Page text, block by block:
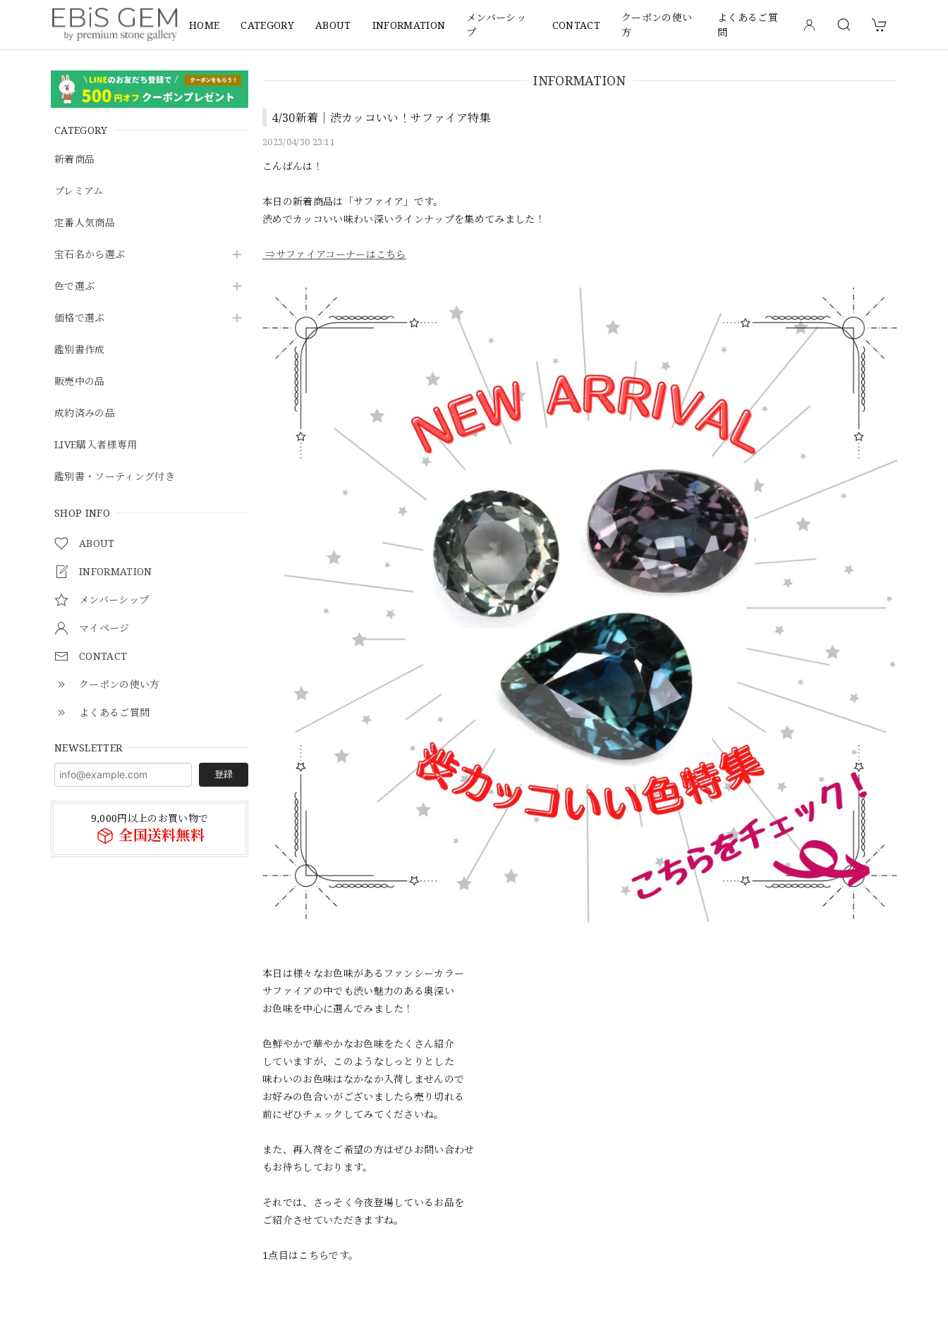
HOME CATEGORY ABOUT INFORMATION
メンバーシッ
プ
CONTACT
クーポンの使い
方
よくあるご質
問
CATEGORY
新着商品
プレミアム
定番人気商品
宝石名から選ぶ
色で選ぶ
価格で選ぶ
鑑別書作成
販売中の品
成約済みの品
LIVE購入者様専用
鑑別書・ソーティング付き
SHOP INFO
ABOUT
INFORMATION
メンバーシップ
マイページ
CONTACT
クーポンの使い方
よくあるご質問
NEWSLETTER
登録
9,000円以上のお買い物で
全国送料無料
INFORMATION
4/30新着｜渋カッコいい！サファイア特集
2023/04/30 23:11
こんばんは！
本日の新着商品は「サファイア」です。
渋めでカッコいい味わい深いラインナップを集めてみました！
⇒サファイアコーナーはこちら
本日は様々なお色味があるファンシーカラー
サファイアの中でも渋い魅力のある奥深い
お色味を中心に選んでみました！
色鮮やかで華やかなお色味をたくさん紹介
していますが、このようなしっとりとした
味わいのお色味はなかなか入荷しませんので
お好みの色合いがございましたら売り切れる
前にぜひチェックしてみてくださいね。
また、再入荷をご希望の方はぜひお問い合わせ
もお待ちしております。
それでは、さっそく今夜登場しているお品を
ご紹介させていただきますね。
1点目はこちらです。